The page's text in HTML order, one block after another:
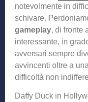
notevolmente in
schivare.
gameplay, di fronte
interessante, in
avversari sempre
avvincenti oltre a
difficoltà non
Daffy Duck in